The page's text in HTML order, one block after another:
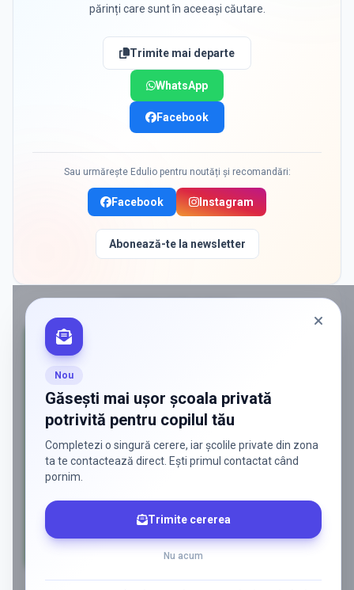
părinți care sunt în aceeași căutare.
Trimite mai departe
WhatsApp
Facebook
Sau urmărește Edulio pentru noutăți și recomandări:
Facebook Instagram
Abonează-te la newsletter
Nou
Găsești mai ușor școala privată
potrivită pentru copilul tău
Completezi o singură cerere, iar școlile private din zona
ta te contactează direct. Ești primul contactat când
pornim.
Trimite cererea
Nu acum